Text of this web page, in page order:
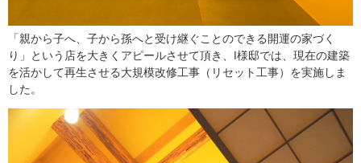
「親から子へ、子から孫へと受け継ぐことのできる開運の家づく
り」という店を大きくアピールさせて頂き、I様邸では、現在の建築
を活かして再生させる大規模改修工事（リセット工事）を実施しま
した。